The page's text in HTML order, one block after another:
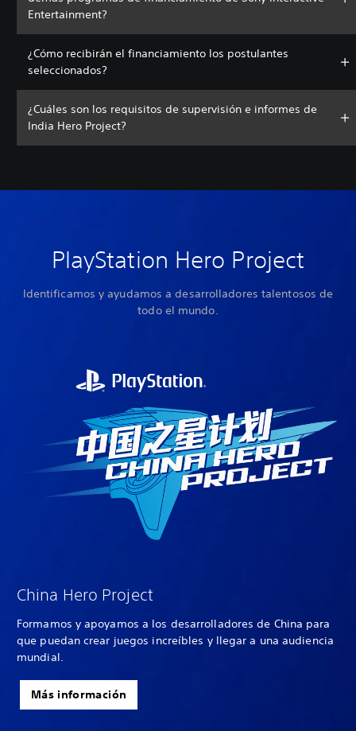
Entertainment?
¿Cómo recibirán el financiamiento los postulantes
seleccionados?
¿Cuáles son los requisitos de supervisión e informes de
India Hero Project?
PlayStation Hero Project
Identificamos y ayudamos a desarrolladores talentosos de
todo el mundo.
China Hero Project
Formamos y apoyamos a los desarrolladores de China para
que puedan crear juegos increíbles y llegar a una audiencia
mundial.
Más información